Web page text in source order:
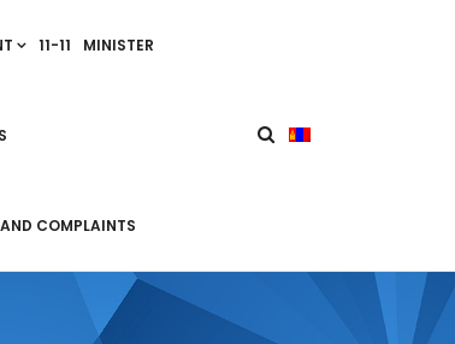
11-11 MINISTER
COMPLAINTS